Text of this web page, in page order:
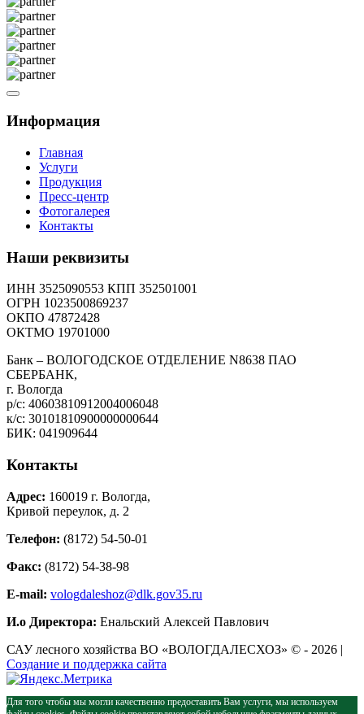
Информация
Главная
Услуги
Продукция
Пресс-центр
Фотогалерея
Контакты
Наши реквизиты
ИНН 3525090553 КПП 352501001
ОГРН 1023500869237
ОКПО 47872428
ОКТМО 19701000
Банк – ВОЛОГОДСКОЕ ОТДЕЛЕНИЕ N8638 ПАО
СБЕРБАНК,
г. Вологда
р/с: 40603810912004006048
к/с: 30101810900000000644
БИК: 041909644
Контакты
Адрес: 160019 г. Вологда,
Кривой переулок, д. 2
Телефон: (8172) 54-50-01
Факс: (8172) 54-38-98
E-mail: vologdaleshoz@dlk.gov35.ru
И.о Директора: Енальский Алексей Павлович
САУ лесного хозяйства ВО «ВОЛОГДАЛЕСХОЗ» © - 2026 |
Создание и поддержка сайта
Для того чтобы мы могли качественно предоставить Вам услуги, мы используем